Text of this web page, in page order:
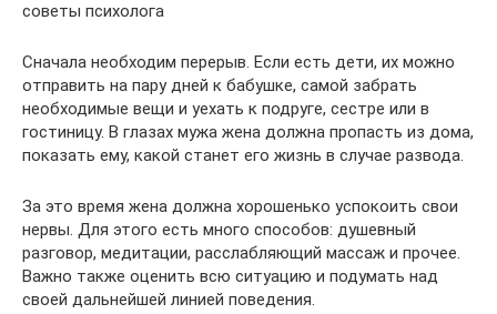
советы психолога
Сначала необходим перерыв. Если есть дети, их можно
отправить на пару дней к бабушке, самой забрать
необходимые вещи и уехать к подруге, сестре или в
гостиницу. В глазах мужа жена должна пропасть из дома,
показать ему, какой станет его жизнь в случае развода.
За это время жена должна хорошенько успокоить свои
нервы. Для этого есть много способов: душевный
разговор, медитации, расслабляющий массаж и прочее.
Важно также оценить всю ситуацию и подумать над
своей дальнейшей линией поведения.